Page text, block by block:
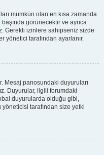
mümkün olan en kısa zamanda
görünecektir ve ayrıca
Gerekli izinlere sahipseniz sizde
yönetici tarafından ayarlanır.
Mesaj panosundaki duyuruları
Duyurular, ilgili forumdaki
duyurularda olduğu gibi,
tarafından size yetki